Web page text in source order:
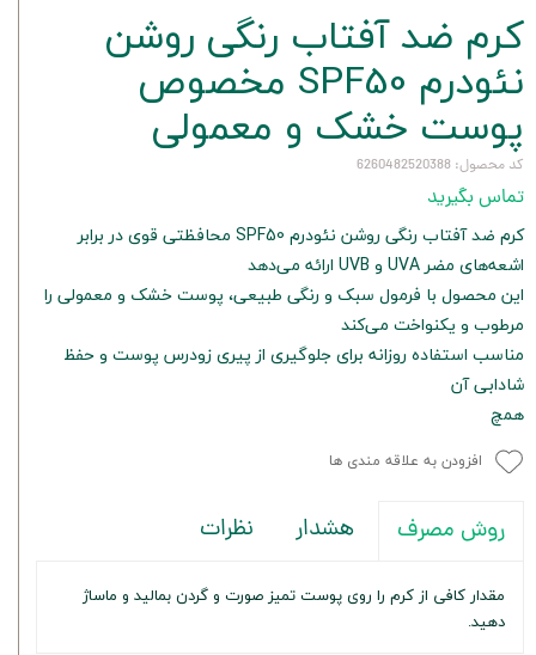
کرم ضد آفتاب رنگی روشن
نئودرم SPF50 مخصوص
پوست خشک و معمولی
کد محصول: 6260482520388
تماس بگیرید
کرم ضد آفتاب رنگی روشن نئودرم SPF50 محافظتی قوی در برابر
اشعه‌های مضر UVA و UVB ارائه می‌دهد
این محصول با فرمول سبک و رنگی طبیعی، پوست خشک و معمولی را
مرطوب و یکنواخت می‌کند
مناسب استفاده روزانه برای جلوگیری از پیری زودرس پوست و حفظ
شادابی آن
همچ
افزودن به علاقه مندی ها
روش مصرف هشدار نظرات
مقدار کافی از کرم را روی پوست تمیز صورت و گردن بمالید و ماساژ
دهید.